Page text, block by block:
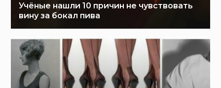
Учёные нашли 10 причин не чувствовать
вину за бокал пива